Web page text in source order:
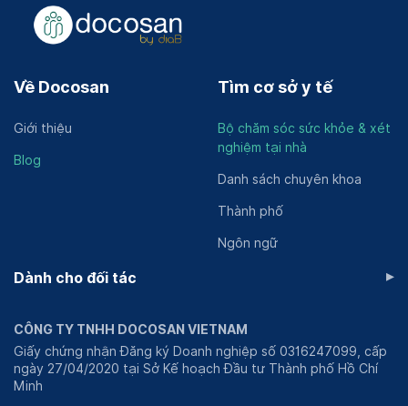
Về Docosan
Giới thiệu
Blog
Tìm cơ sở y tế
Bộ chăm sóc sức khỏe & xét
nghiệm tại nhà
Danh sách chuyên khoa
Thành phố
Ngôn ngữ
Dành cho đối tác ▸
CÔNG TY TNHH DOCOSAN VIETNAM
Giấy chứng nhận Đăng ký Doanh nghiệp số 0316247099, cấp
ngày 27/04/2020 tại Sở Kế hoạch Đầu tư Thành phố Hồ Chí
Minh